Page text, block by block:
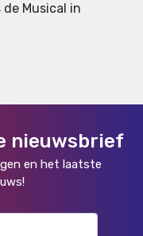
Musical in
nieuwsbrief
en het laatste